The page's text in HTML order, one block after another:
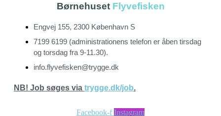
Børnehuset Flyvefisken
Engvej 155, 2300 København S
7199 6199 (administrationens telefon er åben tirsdag
og torsdag fra 9-11.30).
info.flyvefisken@trygge.dk
N B! Job søges via trygge.dk/job.
Facebook-f Instagram